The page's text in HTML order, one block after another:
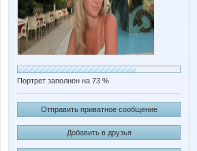
Портрет заполнен на 73 %
Отправить приватное сообщение
Добавить в друзья